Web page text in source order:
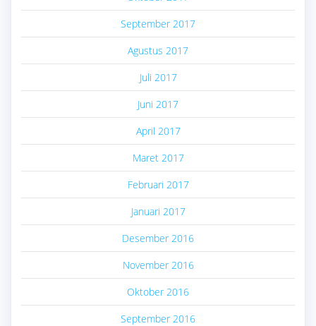
September 2017
Agustus 2017
Juli 2017
Juni 2017
April 2017
Maret 2017
Februari 2017
Januari 2017
Desember 2016
November 2016
Oktober 2016
September 2016